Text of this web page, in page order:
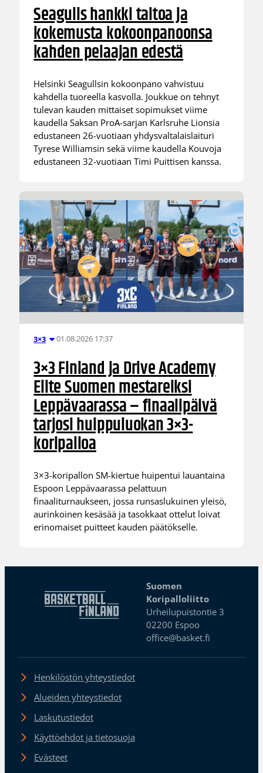
Seagulls hankki taitoa ja
kokemusta kokoonpanoonsa
kahden pelaajan edestä
Helsinki Seagullsin kokoonpano vahvistuu
kahdella tuoreella kasvolla. Joukkue on tehnyt
tulevan kauden mittaiset sopimukset viime
kaudella Saksan ProA-sarjan Karlsruhe Lionsia
edustaneen 26-vuotiaan yhdysvaltalaislaituri
Tyrese Williamsin sekä viime kaudella Kouvoja
edustaneen 32-vuotiaan Timi Puittisen kanssa.
3×3 01.08.2026 17:37
3×3 Finland ja Drive Academy
Elite Suomen mestareiksi
Leppävaarassa – finaalipäivä
tarjosi huippuluokan 3×3-
koripalloa
3×3-koripallon SM-kiertue huipentui lauantaina
Espoon Leppävaarassa pelattuun
finaaliturnaukseen, jossa runsaslukuinen yleisö,
aurinkoinen kesäsää ja tasokkaat ottelut loivat
erinomaiset puitteet kauden päätökselle.
Suomen
Koripalloliitto
Urheilupuistontie 3
02200 Espoo
office@basket.fi
Henkilöstön yhteystiedot
Alueiden yhteystiedot
Laskutustiedot
Käyttöehdot ja tietosuoja
Evästeet